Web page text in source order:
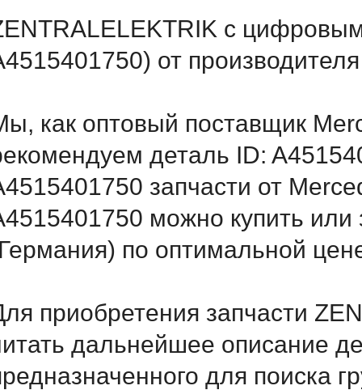
с
от
как оптовый поставщик
деталь ID:
запчасти от
можно купить или
по оптимальной
приобретения запчасти
дальнейшее описание
для поиска